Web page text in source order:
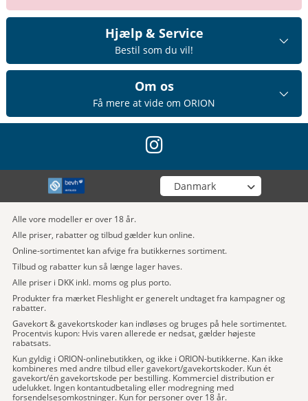
Hjælp & Service
Bestil som du vil!
Om os
Få mere at vide om ORION
instagram
Vælg din butik
Alle vore modeller er over 18 år.
Alle priser, rabatter og tilbud gælder kun online.
Online-sortimentet kan afvige fra butikkernes sortiment.
Tilbud og rabatter kun så længe lager haves.
Alle priser i DKK inkl. moms og plus porto.
Produkter fra mærket Fleshlight er generelt undtaget fra kampagner og
rabatter.
Gavekort & gavekortskoder kan indløses og bruges på hele sortimentet.
Procentvis kupon: Hvis varen allerede er nedsat, gælder højeste
rabatsats.
Kun gyldig i ORION-onlinebutikken, og ikke i ORION-butikkerne. Kan ikke
kombineres med andre tilbud eller gavekort/gavekortskoder. Kun ét
gavekort/én gavekortskode per bestilling. Kommerciel distribution er
udelukket. Ingen kontantudbetaling eller modregning med
forsendelsesomkostninger. Kun for personer over 18 år.